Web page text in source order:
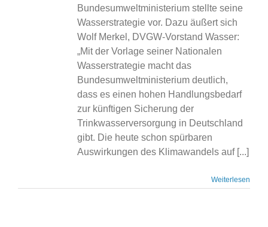
Bundesumweltministerium stellte seine
Wasserstrategie vor. Dazu äußert sich
Wolf Merkel, DVGW-Vorstand Wasser:
„Mit der Vorlage seiner Nationalen
Wasserstrategie macht das
Bundesumweltministerium deutlich,
dass es einen hohen Handlungsbedarf
zur künftigen Sicherung der
Trinkwasserversorgung in Deutschland
gibt. Die heute schon spürbaren
Auswirkungen des Klimawandels auf [...]
Weiterlesen